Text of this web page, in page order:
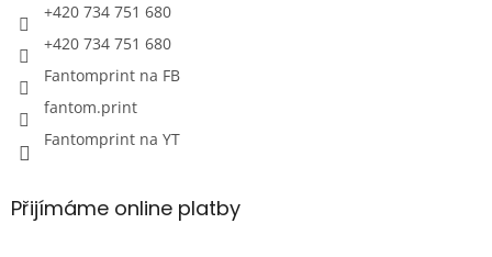
+420 734 751 680
+420 734 751 680
Fantomprint na FB
fantom.print
Fantomprint na YT
Přijímáme online platby